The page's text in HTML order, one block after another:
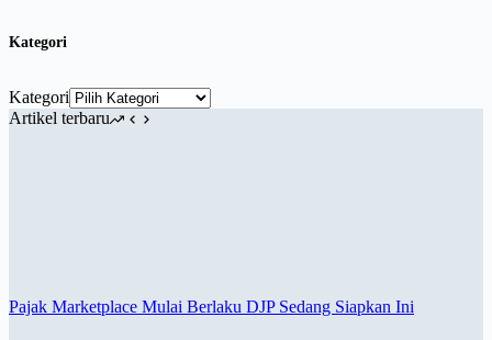
Kategori
Kategori
Artikel terbaru
Pajak Marketplace Mulai Berlaku DJP Sedang Siapkan Ini